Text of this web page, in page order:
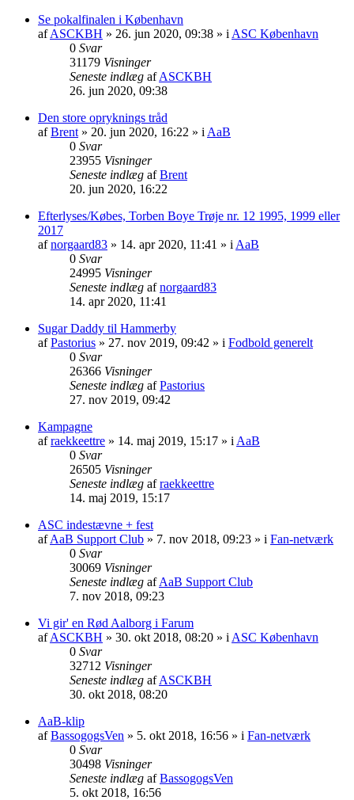
Se pokalfinalen i København
afASCKBH » 26. jun 2020, 09:38 » i ASC København
0 Svar
31179 Visninger
Seneste indlæg afASCKBH
26. jun 2020, 09:38
Den store opryknings tråd
afBrent » 20. jun 2020, 16:22 » i AaB
0 Svar
23955 Visninger
Seneste indlæg afBrent
20. jun 2020, 16:22
Efterlyses/Købes, Torben Boye Trøje nr. 12 1995, 1999 eller
2017
afnorgaard83 » 14. apr 2020, 11:41 » i AaB
0 Svar
24995 Visninger
Seneste indlæg afnorgaard83
14. apr 2020, 11:41
Sugar Daddy til Hammerby
afPastorius » 27. nov 2019, 09:42 » i Fodbold generelt
0 Svar
26366 Visninger
Seneste indlæg afPastorius
27. nov 2019, 09:42
Kampagne
afraekkeettre » 14. maj 2019, 15:17 » i AaB
0 Svar
26505 Visninger
Seneste indlæg afraekkeettre
14. maj 2019, 15:17
ASC indestævne + fest
afAaB Support Club » 7. nov 2018, 09:23 » i Fan-netværk
0 Svar
30069 Visninger
Seneste indlæg afAaB Support Club
7. nov 2018, 09:23
Vi gir' en Rød Aalborg i Farum
afASCKBH » 30. okt 2018, 08:20 » i ASC København
0 Svar
32712 Visninger
Seneste indlæg afASCKBH
30. okt 2018, 08:20
AaB-klip
afBassogogsVen » 5. okt 2018, 16:56 » i Fan-netværk
0 Svar
30498 Visninger
Seneste indlæg afBassogogsVen
5. okt 2018, 16:56